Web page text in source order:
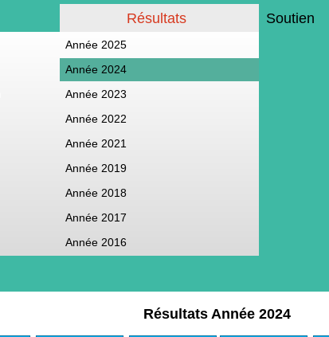
Résultats
Année 2025
Année 2024
Année 2023
Année 2022
Année 2021
Année 2019
Année 2018
Année 2017
Année 2016
Soutien
Résultats Année 2024